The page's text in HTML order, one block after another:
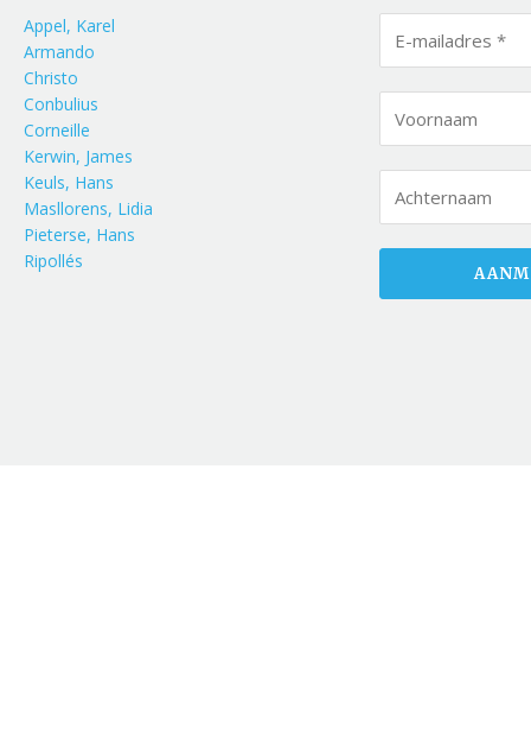
Appel, Karel
Armando
Christo
Conbulius
Corneille
Kerwin, James
Keuls, Hans
Masllorens, Lidia
Pieterse, Hans
Ripollés